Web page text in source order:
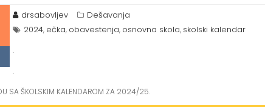
drsabovljev
Dešavanja
2024, ečka, obavestenja, osnovna skola, skolski kalendar
.
.
SA ŠKOLSKIM KALENDAROM ZA 2024/25.